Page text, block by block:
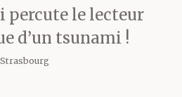
œuvré
là : un
percute le lecteur
d’un tsunami !